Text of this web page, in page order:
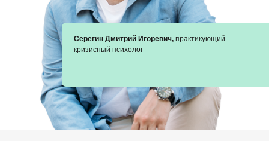
Серегин Дмитрий Игоревич, практикующий
кризисный психолог